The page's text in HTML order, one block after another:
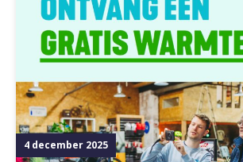
4 december 2025